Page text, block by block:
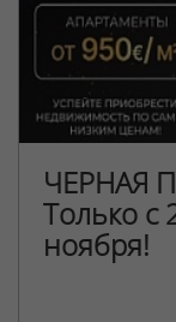
ЧЕРНАЯ
Только с
ноября!